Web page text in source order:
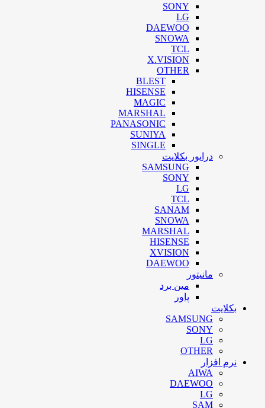
SONY
LG
DAEWOO
SNOWA
TCL
X.VISION
OTHER
BLEST
HISENSE
MAGIC
MARSHAL
PANASONIC
SUNIYA
SINGLE
درایور بکلایت
SAMSUNG
SONY
LG
TCL
SANAM
SNOWA
MARSHAL
HISENSE
XVISION
DAEWOO
مانیتور
مین برد
پاور
بکلایت
SAMSUNG
SONY
LG
OTHER
نرم افزار
AIWA
DAEWOO
LG
SAM